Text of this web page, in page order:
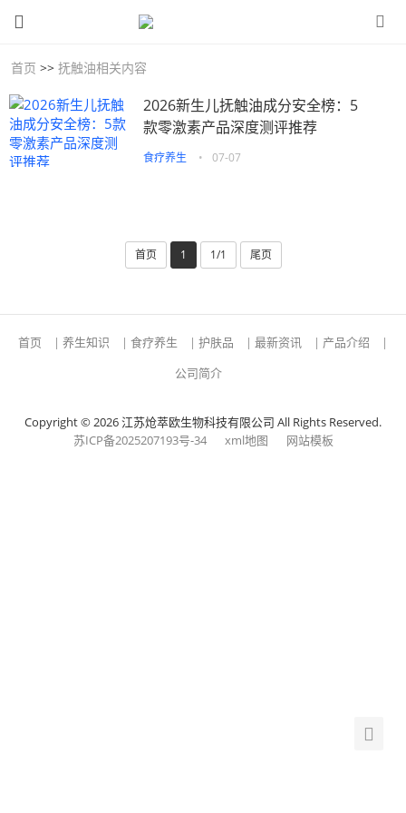
首页 >> 抚触油相关内容
2026新生儿抚触油成分安全榜：5
款零激素产品深度测评推荐
食疗养生 • 07-07
首页 1 1/1 尾页
首页 | 养生知识 | 食疗养生 | 护肤品 | 最新资讯 | 产品介绍
|
公司简介
Copyright © 2026 江苏炝萃欧生物科技有限公司 All Rights Reserved.
苏ICP备2025207193号-34
xml地图 网站模板